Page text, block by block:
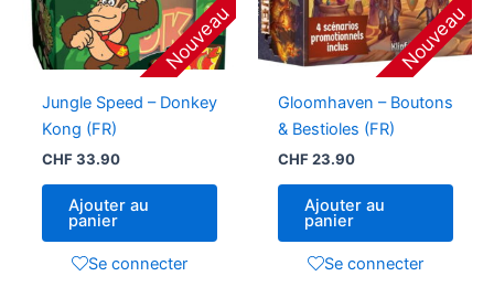
Nouveau
Jungle Speed – Donkey
Kong (FR)
CHF33.90
Ajouter au
panier
Se connecter
Nouveau
Gloomhaven – Boutons
& Bestioles (FR)
CHF23.90
Ajouter au
panier
Se connecter